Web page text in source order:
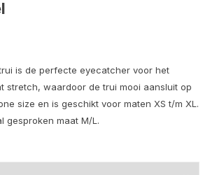
is de perfecte eyecatcher voor het
stretch, waardoor de trui mooi aansluit op
size en is geschikt voor maten XS t/m XL.
gesproken maat M/L.